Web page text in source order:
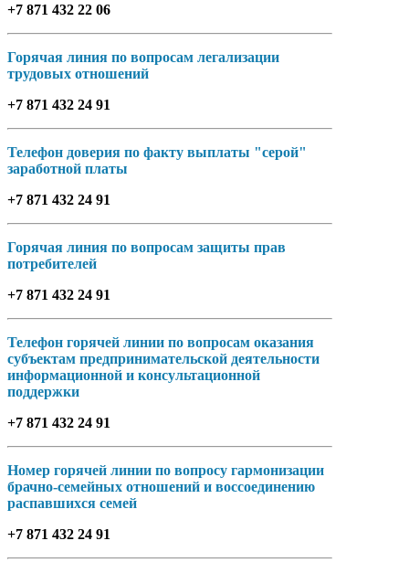
+7 871 432 22 06
Горячая линия по вопросам легализации
трудовых отношений
+7 871 432 24 91
Телефон доверия по факту выплаты "серой"
заработной платы
+7 871 432 24 91
Горячая линия по вопросам защиты прав
потребителей
+7 871 432 24 91
Телефон горячей линии по вопросам оказания
субъектам предпринимательской деятельности
информационной и консультационной
поддержки
+7 871 432 24 91
Номер горячей линии по вопросу гармонизации
брачно-семейных отношений и воссоединению
распавшихся семей
+7 871 432 24 91